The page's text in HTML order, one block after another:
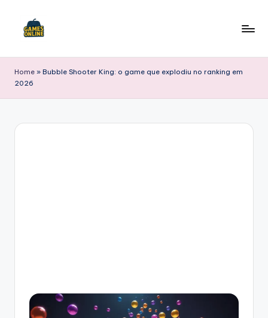
B
Home » Bubble Shooter King: o game que explodiu no ranking em
2026